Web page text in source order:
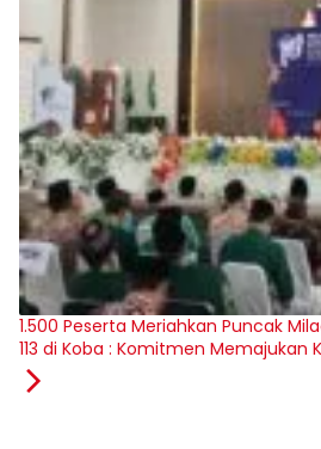
‎1.500 Peserta Meriahkan Puncak
113 di Koba : Komitmen Memajukan